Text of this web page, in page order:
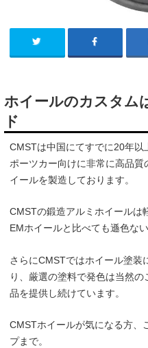
ホイールのカスタム
ド
CMSTは中国にてすでに20年以
ポーツカー向けに非常に高品
イールを製造しております。
CMSTの鍛造アルミホイールは
EMホイールと比べても遜色な
さらにCMSTではホイール塗装
り、厳選の塗料で発色は当然
品を提供し続けています。
CMSTホイールが気になる方、
プまで。